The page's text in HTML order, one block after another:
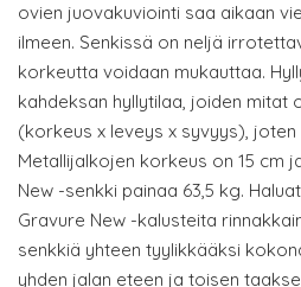
ovien juovakuviointi saa aikaan
ilmeen. Senkissä on neljä
korkeutta voidaan mukauttaa.
kahdeksan hyllytilaa, joiden mitat
(korkeus x leveys x syvyys),
Metallijalkojen korkeus on 15 cm
New -senkki painaa 63,5 kg.
Gravure New -kalusteita
senkkiä yhteen tyylikkääksi
yhden jalan eteen ja toisen